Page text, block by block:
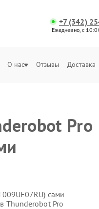
+7 (342)
Ежедневно, с
О нас Отзывы Доставка
Pro
сами
Thunderobot Pro